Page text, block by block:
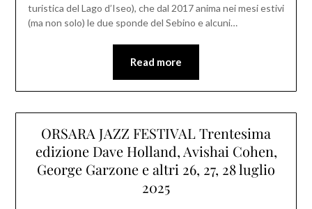
turistica del Lago d’Iseo), che dal 2017 anima nei mesi estivi
(ma non solo) le due sponde del Sebino e alcuni…
Read more
ORSARA JAZZ FESTIVAL Trentesima
edizione Dave Holland, Avishai Cohen,
George Garzone e altri 26, 27, 28 luglio
2025